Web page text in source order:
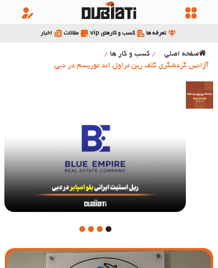
تعرفه ها کسب و کارهای vip مقالات اخبار
صفحه اصلی / کسب و کار ها /
آژانس گردشگری گلف رین تراول اند توریسم در دبی
1